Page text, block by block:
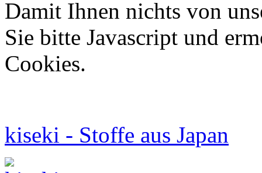
Damit Ihnen nichts von
Sie bitte Javascript und
Cookies.
kiseki - Stoffe aus Japan